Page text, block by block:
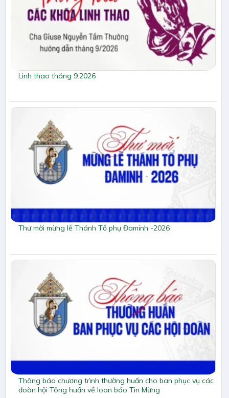
Linh thao tháng 9.2026
Thư mời mừng lễ Thánh Tổ phụ Đaminh -2026
Thông báo chương trình thường huấn cho ban phục vụ các
đoàn hội Tông huấn về loan báo Tin Mừng